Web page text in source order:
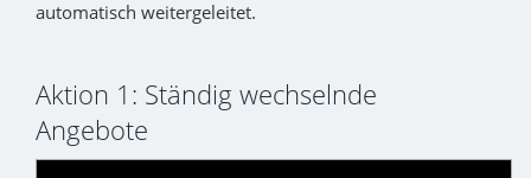
automatisch weitergeleitet.
Aktion 1: Ständig wechselnde
Angebote